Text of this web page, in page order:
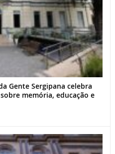
Gente Sergipana celebra
memória, educação e